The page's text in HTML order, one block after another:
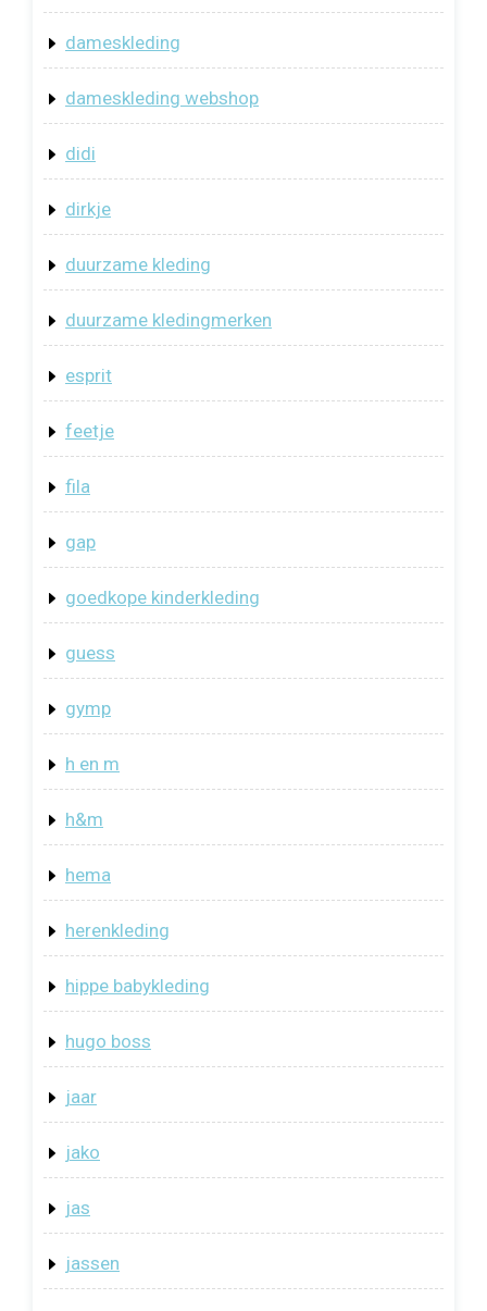
dameskleding
dameskleding webshop
didi
dirkje
duurzame kleding
duurzame kledingmerken
esprit
feetje
fila
gap
goedkope kinderkleding
guess
gymp
h en m
h&m
hema
herenkleding
hippe babykleding
hugo boss
jaar
jako
jas
jassen